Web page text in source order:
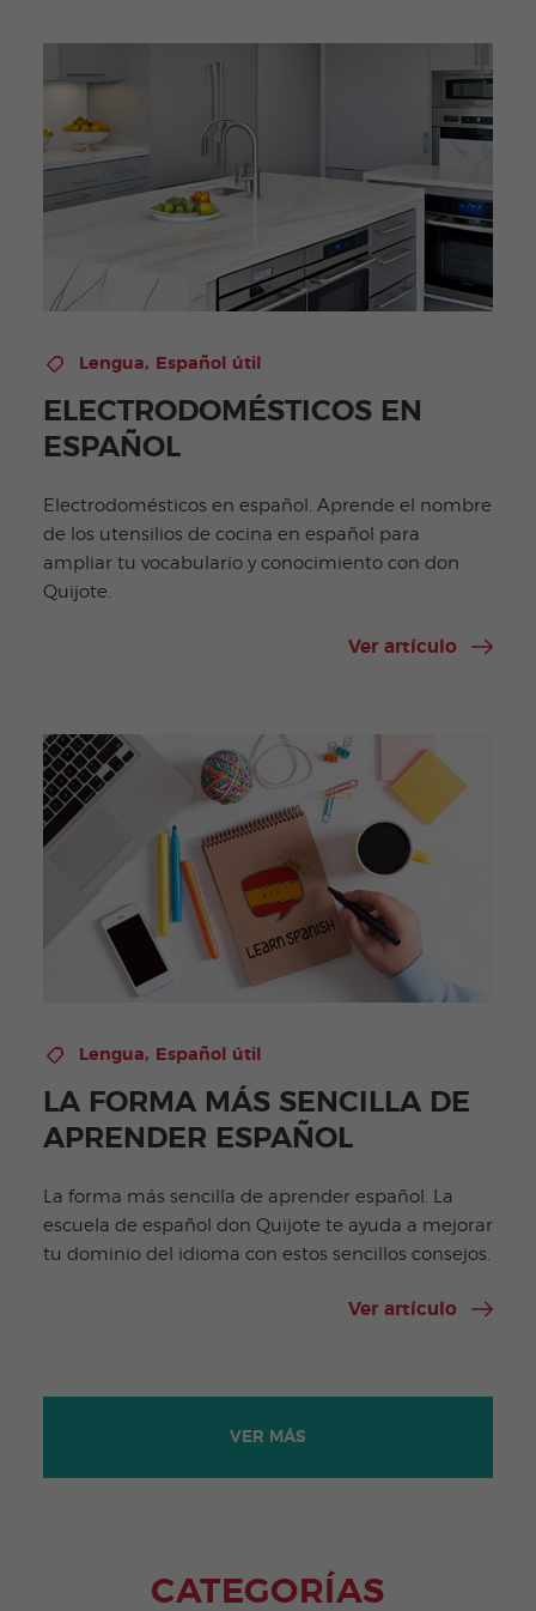
Lengua, Español útil
ELECTRODOMÉSTICOS EN
ESPAÑOL
Electrodomésticos en español. Aprende el nombre
de los utensilios de cocina en español para
ampliar tu vocabulario y conocimiento con don
Quijote.
Ver artículo
Lengua, Español útil
LA FORMA MÁS SENCILLA DE
APRENDER ESPAÑOL
La forma más sencilla de aprender español. La
escuela de español don Quijote te ayuda a mejorar
tu dominio del idioma con estos sencillos consejos.
Ver artículo
VER MÁS
CATEGORÍAS